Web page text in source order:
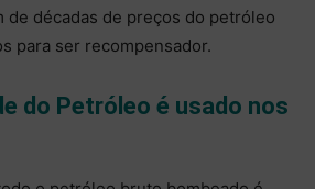
de décadas de preços do petróleo
para ser recompensador.
do Petróleo é usado nos